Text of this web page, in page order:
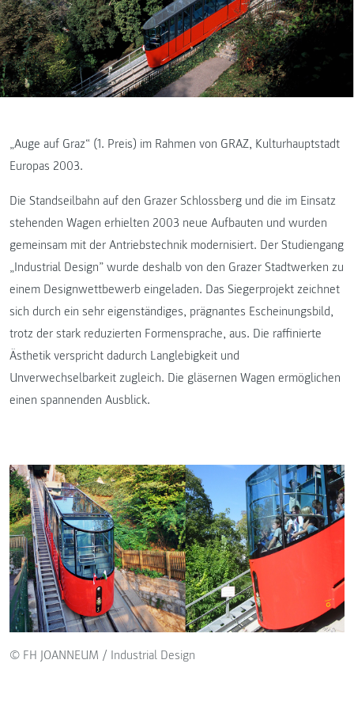
„Auge auf Graz“ (1. Preis) im Rahmen von GRAZ, Kulturhauptstadt
Europas 2003.
Die Standseilbahn auf den Grazer Schlossberg und die im Einsatz
stehenden Wagen erhielten 2003 neue Aufbauten und wurden
gemeinsam mit der Antriebstechnik modernisiert. Der Studiengang
„Industrial Design” wurde deshalb von den Grazer Stadtwerken zu
einem Designwettbewerb eingeladen. Das Siegerprojekt zeichnet
sich durch ein sehr eigenständiges, prägnantes Escheinungsbild,
trotz der stark reduzierten Formensprache, aus. Die raffinierte
Ästhetik verspricht dadurch Langlebigkeit und
Unverwechselbarkeit zugleich. Die gläsernen Wagen ermöglichen
einen spannenden Ausblick.
© FH JOANNEUM / Industrial Design